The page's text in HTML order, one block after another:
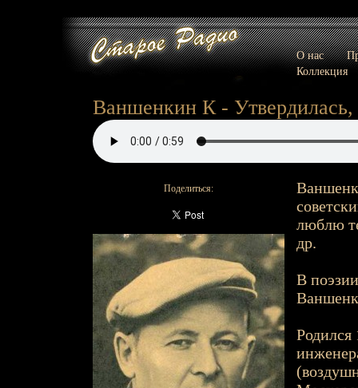
О нас
Коллекция
Ваншенкин К -
Поделиться:
люблю
др.
В
Родился